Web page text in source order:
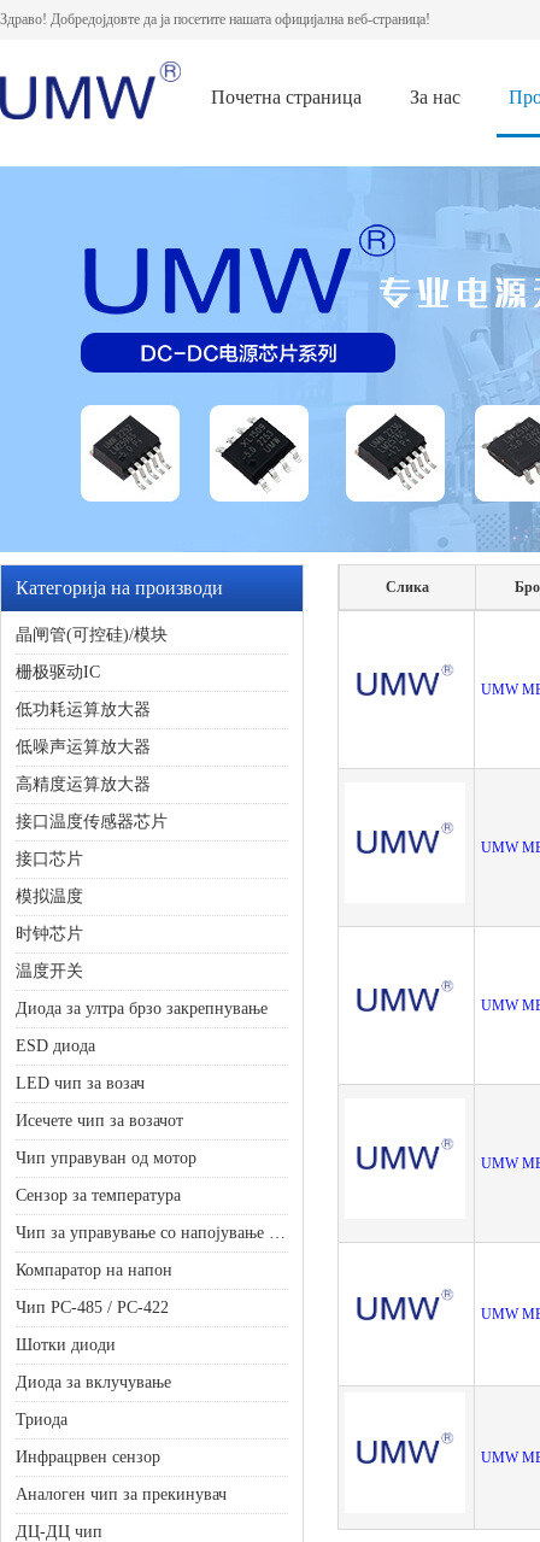
Здраво! Добредојдовте да ја посетите нашата официјална веб-страница!
Почетна страница За нас
Категорија на производи
晶闸管(可控硅)/模块
栅极驱动IC
低功耗运算放大器
低噪声运算放大器
高精度运算放大器
接口温度传感器芯片
接口芯片
模拟温度
时钟芯片
温度开关
Диода за ултра брзо закрепнување
ESD диода
LED чип за возач
Исечете чип за возачот
Чип управуван од мотор
Сензор за температура
Чип за управување со напојување на батеријата
Компаратор на напон
Чип РС-485 / РС-422
Шотки диоди
Диода за вклучување
Триода
Инфрацрвен сензор
Аналоген чип за прекинувач
ДЦ-ДЦ чип
Слика
UMW
UMW
UMW
UMW
UMW
UMW